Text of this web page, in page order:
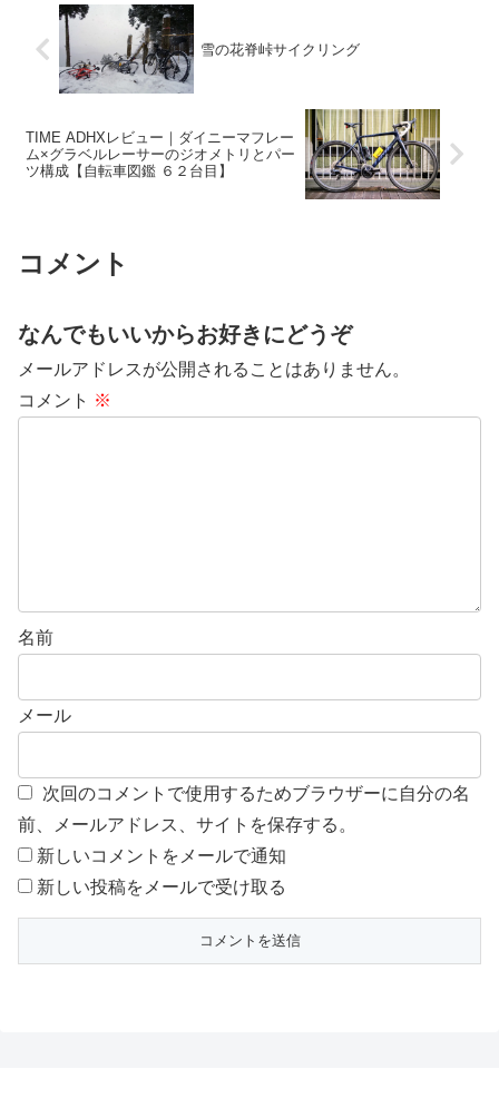
雪の花脊峠サイクリング
TIME ADHXレビュー｜ダイニーマフレー
ム×グラベルレーサーのジオメトリとパー
ツ構成【自転車図鑑 ６２台目】
コメント
なんでもいいからお好きにどうぞ
メールアドレスが公開されることはありません。
コメント ※
名前
メール
次回のコメントで使用するためブラウザーに自分の名
前、メールアドレス、サイトを保存する。
新しいコメントをメールで通知
新しい投稿をメールで受け取る